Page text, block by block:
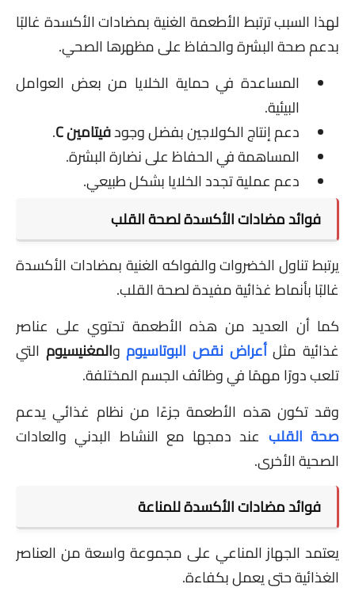
لهذا السبب ترتبط الأطعمة الغنية بمضادات الأكسدة غالبًا
بدعم صحة البشرة والحفاظ على مظهرها الصحي.
المساعدة في حماية الخلايا من بعض العوامل
البيئية.
دعم إنتاج الكولاجين بفضل وجودفيتامين C .
المساهمة في الحفاظ على نضارة البشرة.
دعم عملية تجدد الخلايا بشكل طبيعي.
فوائد مضادات الأكسدة لصحة القلب
يرتبط تناول الخضروات والفواكه الغنية بمضادات الأكسدة
غالبًا بأنماط غذائية مفيدة لصحة القلب.
كما أن العديد من هذه الأطعمة تحتوي على عناصر
غذائية مثلأعراض نقص البوتاسيوموالمغنيسيوم التي
تلعب دورًا مهمًا في وظائف الجسم المختلفة.
وقد تكون هذه الأطعمة جزءًا من نظام غذائي يدعم
صحة القلب عند دمجها مع النشاط البدني والعادات
الصحية الأخرى.
فوائد مضادات الأكسدة للمناعة
يعتمد الجهاز المناعي على مجموعة واسعة من العناصر
الغذائية حتى يعمل بكفاءة.